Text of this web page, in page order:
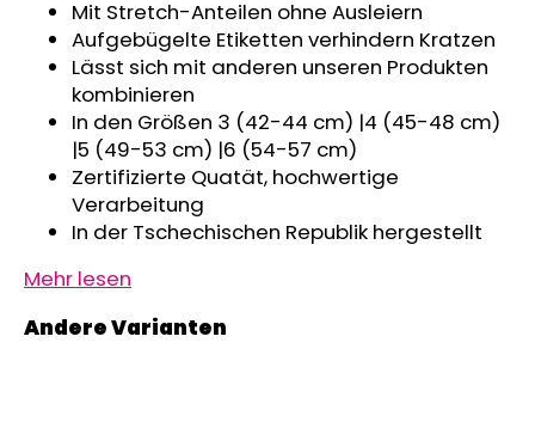
Mit Stretch-Anteilen ohne Ausleiern
Aufgebügelte Etiketten verhindern Kratzen
Lässt sich mit anderen unseren Produkten
kombinieren
In den Größen 3 (42-44 cm) |4 (45-48 cm)
|5 (49-53 cm) |6 (54-57 cm)
Zertifizierte Quatät, hochwertige
Verarbeitung
In der Tschechischen Republik hergestellt
Mehr lesen